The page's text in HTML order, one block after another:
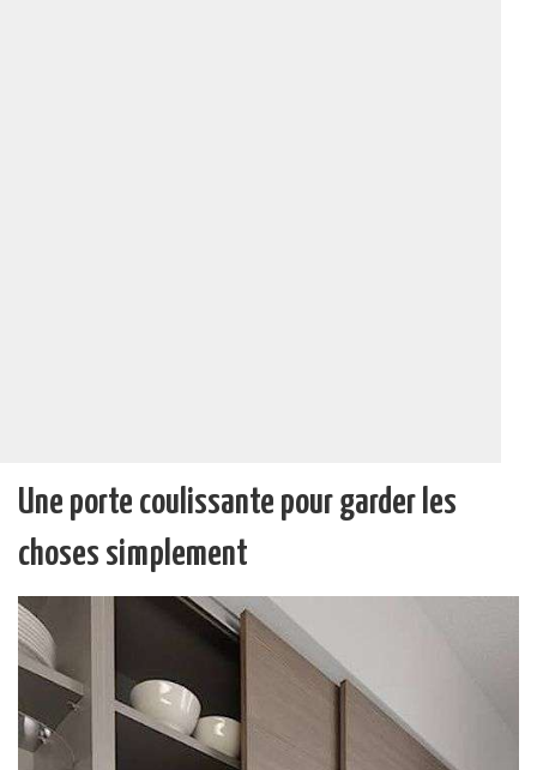
Une porte coulissante pour garder les
choses simplement